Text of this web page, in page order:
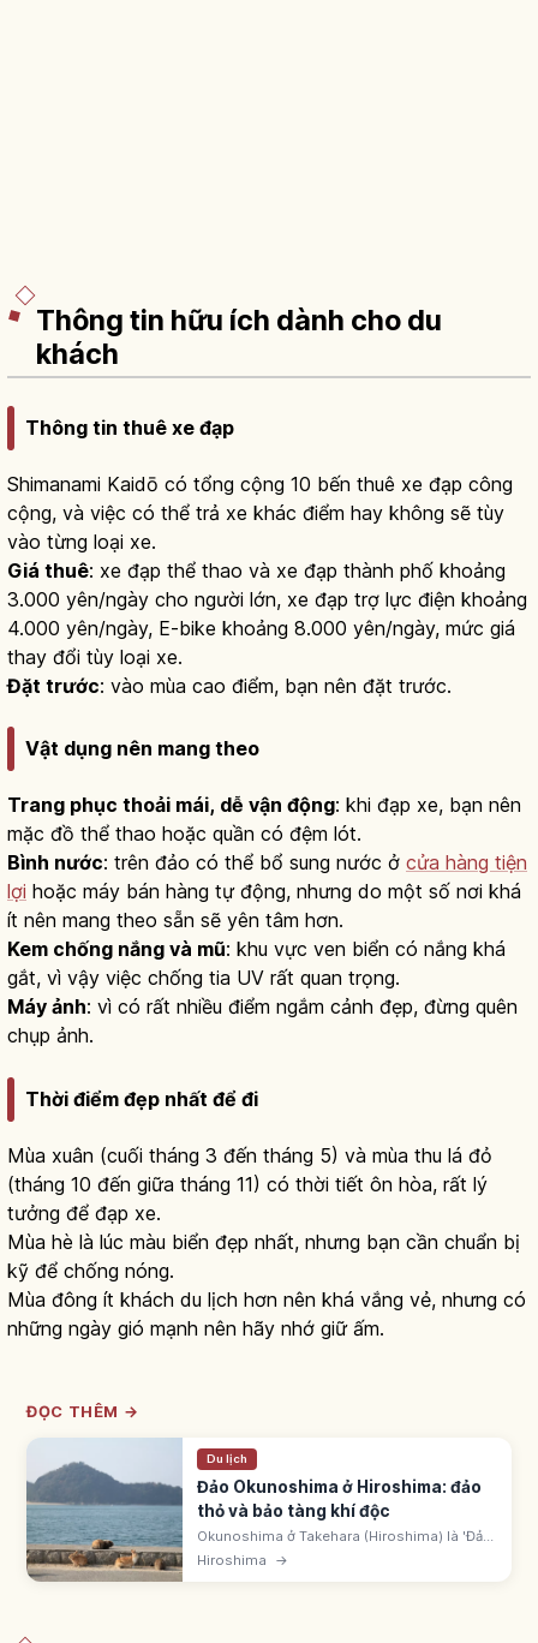
Thông tin hữu ích dành cho du
khách
Thông tin thuê xe đạp
Shimanami Kaidō có tổng cộng 10 bến thuê xe đạp công
cộng, và việc có thể trả xe khác điểm hay không sẽ tùy
vào từng loại xe.
Giá thuê: xe đạp thể thao và xe đạp thành phố khoảng
3.000 yên/ngày cho người lớn, xe đạp trợ lực điện khoảng
4.000 yên/ngày, E-bike khoảng 8.000 yên/ngày, mức giá
thay đổi tùy loại xe.
Đặt trước: vào mùa cao điểm, bạn nên đặt trước.
Vật dụng nên mang theo
Trang phục thoải mái, dễ vận động: khi đạp xe, bạn nên
mặc đồ thể thao hoặc quần có đệm lót.
Bình nước: trên đảo có thể bổ sung nước ở cửa hàng tiện
lợi hoặc máy bán hàng tự động, nhưng do một số nơi khá
ít nên mang theo sẵn sẽ yên tâm hơn.
Kem chống nắng và mũ: khu vực ven biển có nắng khá
gắt, vì vậy việc chống tia UV rất quan trọng.
Máy ảnh: vì có rất nhiều điểm ngắm cảnh đẹp, đừng quên
chụp ảnh.
Thời điểm đẹp nhất để đi
Mùa xuân (cuối tháng 3 đến tháng 5) và mùa thu lá đỏ
(tháng 10 đến giữa tháng 11) có thời tiết ôn hòa, rất lý
tưởng để đạp xe.
Mùa hè là lúc màu biển đẹp nhất, nhưng bạn cần chuẩn bị
kỹ để chống nóng.
Mùa đông ít khách du lịch hơn nên khá vắng vẻ, nhưng có
những ngày gió mạnh nên hãy nhớ giữ ấm.
ĐỌC THÊM →
Du lịch
Đảo Okunoshima ở Hiroshima: đảo
thỏ và bảo tàng khí độc
Okunoshima ở Takehara (Hiroshima) là 'Đảo
Thỏ' trên Setonaikai. Từng là nhà máy khí
Hiroshima →